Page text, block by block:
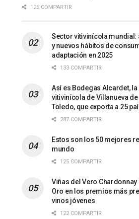
126 COMPARTIR
Sector vitivinícola mundial:
y nuevos hábitos de
adaptación en 2025
133 COMPARTIR
Así es Bodegas Alcardet,
vitivinícola de Villanueva
Toledo, que exporta a 25
287 COMPARTIR
Estos son los 50 mejores
mundo
125 COMPARTIR
Viñas del Vero Chardonnay
Oro en los premios más
vinos jóvenes
122 COMPARTIR